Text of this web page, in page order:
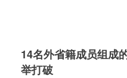
14名外省籍成员组成
举打破